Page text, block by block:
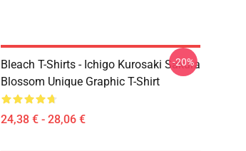
Bleach T-Shirts - Ichigo Kurosaki Sakura
Blossom Unique Graphic T-Shirt
24,38 € - 28,06 €
-20%